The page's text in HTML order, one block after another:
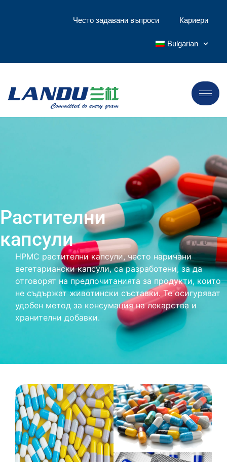
Често задавани въпроси Кариери
Bulgarian
Растителни
капсули
HPMC растителни капсули, често наричани
вегетариански капсули, са разработени, за да
отговорят на предпочитанията за продукти, които
не съдържат животински съставки. Те осигуряват
удобен метод за консумация на лекарства и
хранителни добавки.